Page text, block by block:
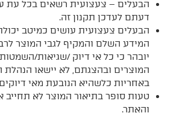
הבעלים – צעצועית רשאים בכל עת
דעתם לעדכן תקנון זה.
הבעלים צעצועית עושים כמיטב
המידע השלם והמקיף לגבי המוצר
יובהר כי כל אי דיוק /שגיאות/
המוצרים ובהצגתם, לא יישאו
באחריות כלשהיא הנובעת מאי
טעות סופר בתיאור המוצר לא תחייב
והאתר.